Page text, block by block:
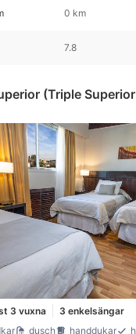
0 km
7.8
(Triple Superior
3 vuxna
3 enkelsängar
dusch handdukar